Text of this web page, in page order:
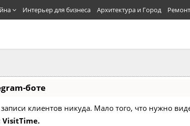
Интерьер для бизнеса Архитектура и Город
боте
записи клиентов никуда. Мало того, что нужно
VisitTime.